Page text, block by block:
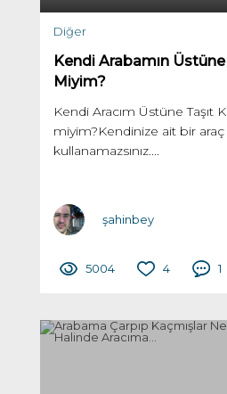
Diğer
Kendi Arabamın
Miyim?
Kendi Aracım Üstüne Taşıt
miyim?Kendinize ait bir
kullanamazsınız....
şahinbey
5004 4 1